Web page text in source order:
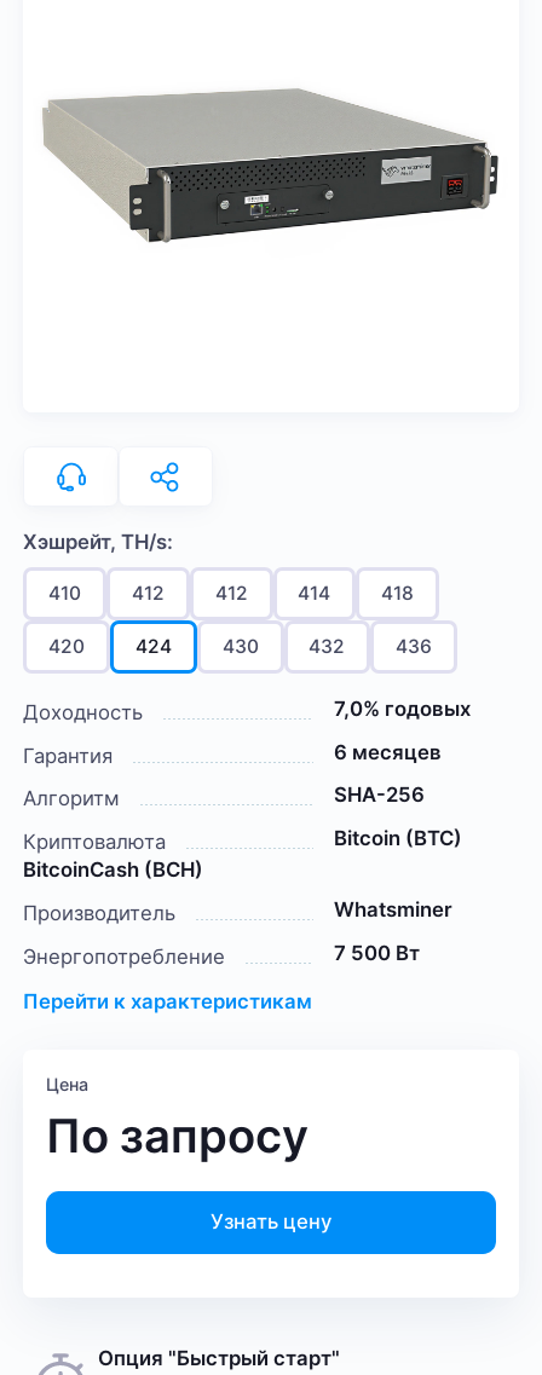
Хэшрейт, TH/s:
410 412 412 414 418
420 424 430 432 436
Доходность
7,0% годовых
Гарантия
6 месяцев
Алгоритм
SHA-256
Криптовалюта
Bitcoin (BTC)
BitcoinCash (BCH)
Производитель
Whatsminer
Энергопотребление
7 500 Вт
Перейти к характеристикам
Цена
По запросу
Узнать цену
Опция "Быстрый старт"